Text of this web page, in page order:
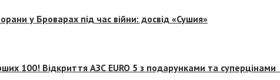
у Броварах під час війни: досвід «Сушия»
100! Відкриття АЗС EURO 5 з подарунками та суперцінами